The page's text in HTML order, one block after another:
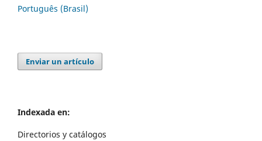
Português (Brasil)
Enviar un artículo
Indexada en:
Directorios y catálogos